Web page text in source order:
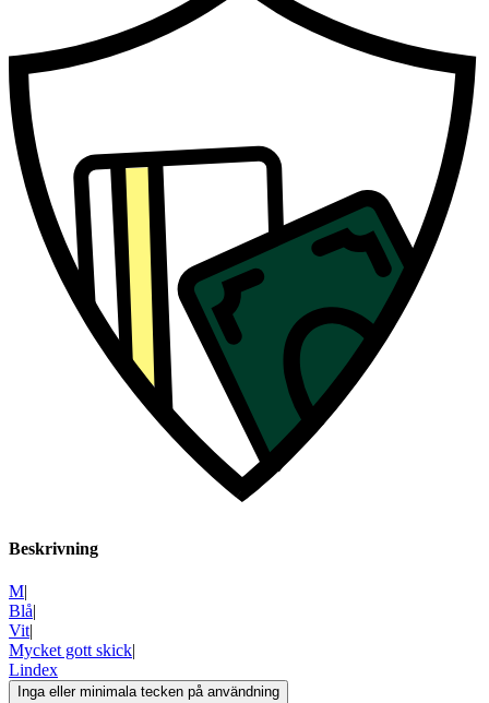
Beskrivning
M|
Blå|
Vit|
Mycket gott skick|
Lindex
Inga eller minimala tecken på användning